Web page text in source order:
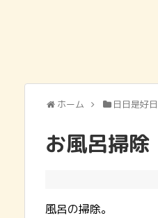
ホーム 日日是好日
お風呂掃除
風呂の掃除。